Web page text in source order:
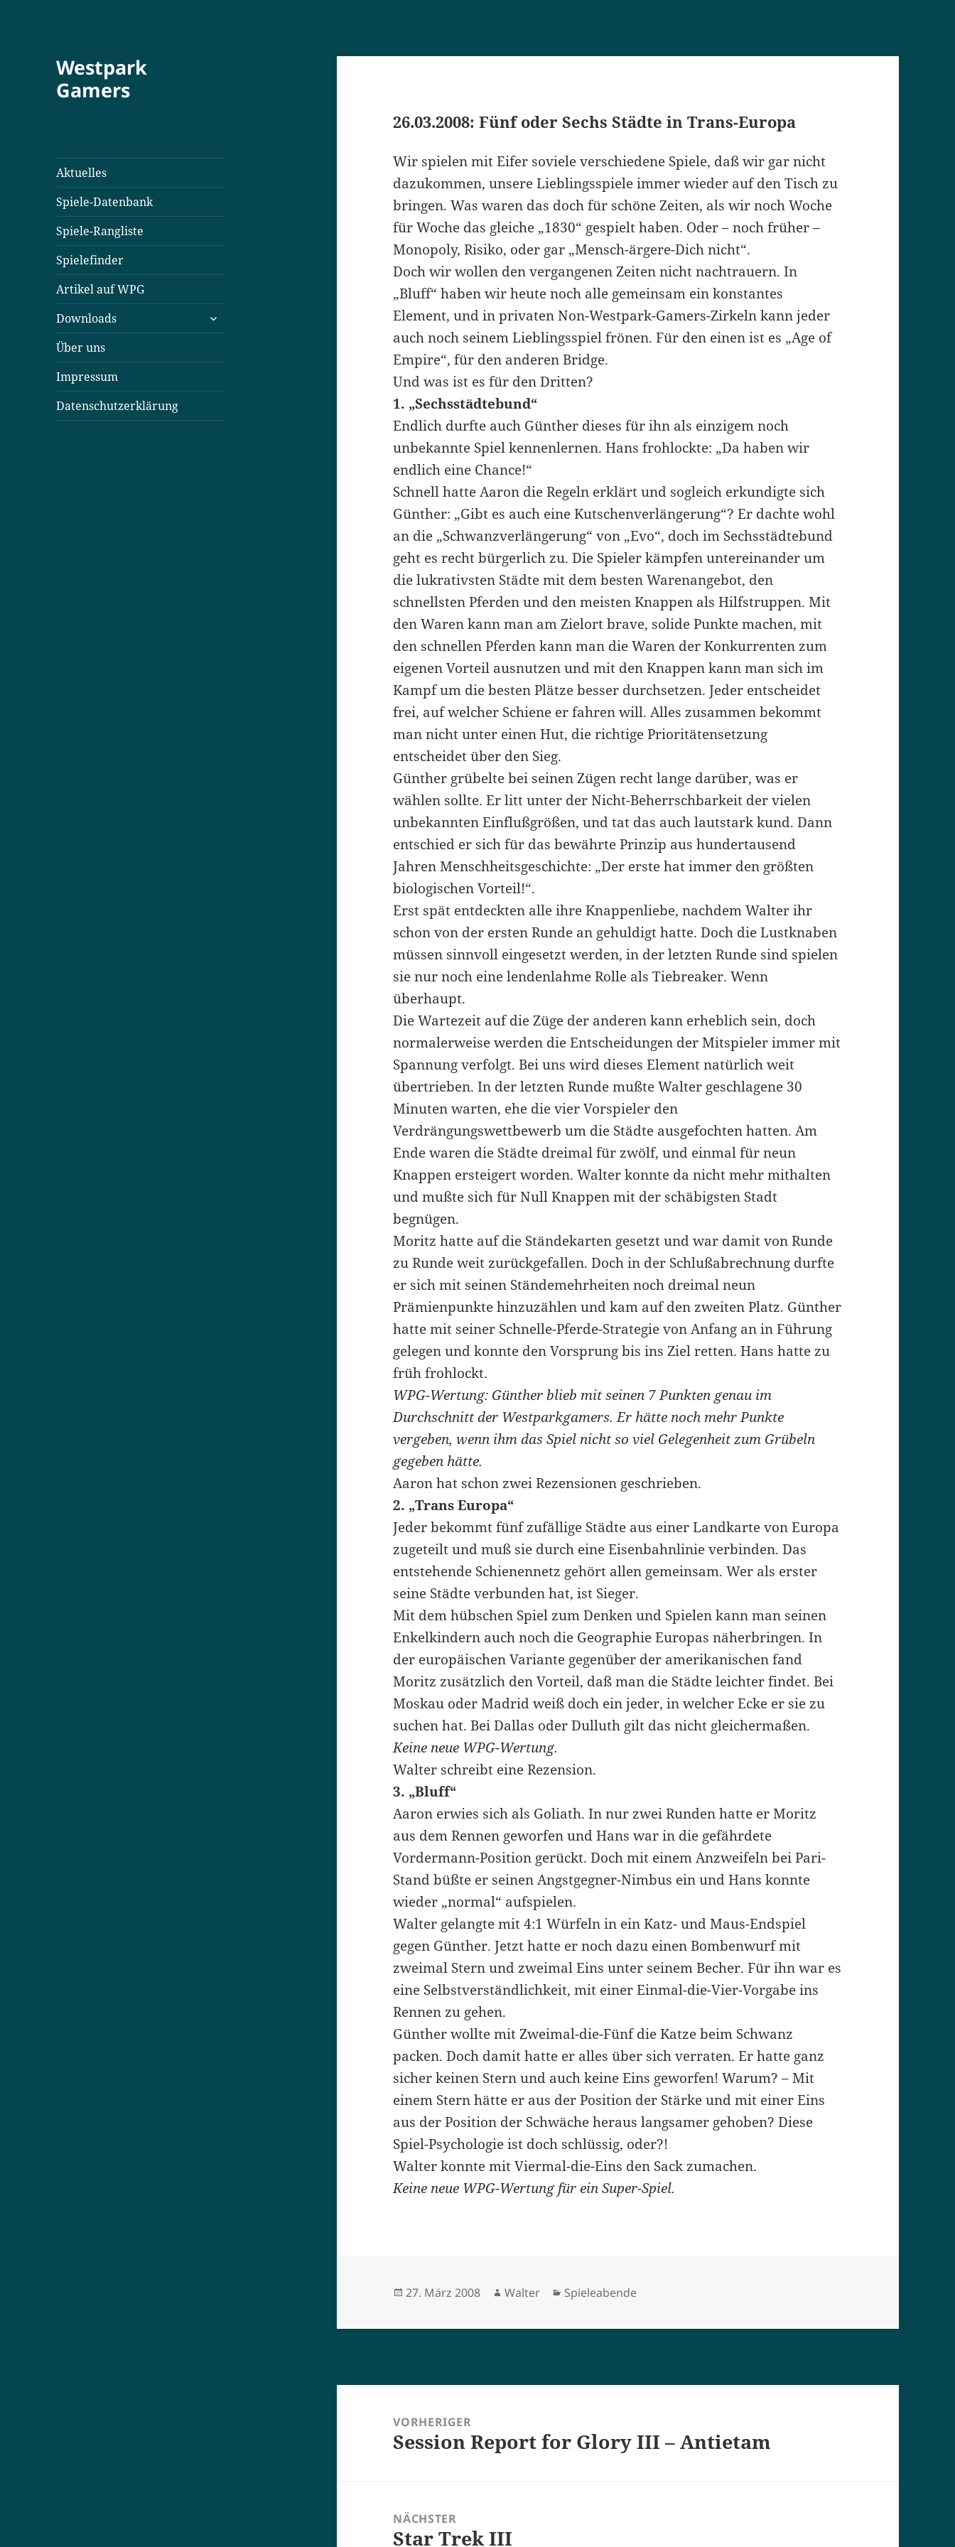
Westpark
Gamers
Aktuelles
Spiele-Datenbank
Spiele-Rangliste
Spielefinder
Artikel auf WPG
Downloads
untermenü
öffnen
Über uns
Impressum
Datenschutzerklärung
26.03.2008: Fünf oder Sechs Städte in Trans-Europa
Wir spielen mit Eifer soviele verschiedene Spiele, daß wir gar nicht
dazukommen, unsere Lieblingsspiele immer wieder auf den Tisch zu
bringen. Was waren das doch für schöne Zeiten, als wir noch Woche
für Woche das gleiche „1830“ gespielt haben. Oder – noch früher –
Monopoly, Risiko, oder gar „Mensch-ärgere-Dich nicht“.
Doch wir wollen den vergangenen Zeiten nicht nachtrauern. In
„Bluff“ haben wir heute noch alle gemeinsam ein konstantes
Element, und in privaten Non-Westpark-Gamers-Zirkeln kann jeder
auch noch seinem Lieblingsspiel frönen. Für den einen ist es „Age of
Empire“, für den anderen Bridge.
Und was ist es für den Dritten?
1. „Sechsstädtebund“
Endlich durfte auch Günther dieses für ihn als einzigem noch
unbekannte Spiel kennenlernen. Hans frohlockte: „Da haben wir
endlich eine Chance!“
Schnell hatte Aaron die Regeln erklärt und sogleich erkundigte sich
Günther: „Gibt es auch eine Kutschenverlängerung“? Er dachte wohl
an die „Schwanzverlängerung“ von „Evo“, doch im Sechsstädtebund
geht es recht bürgerlich zu. Die Spieler kämpfen untereinander um
die lukrativsten Städte mit dem besten Warenangebot, den
schnellsten Pferden und den meisten Knappen als Hilfstruppen. Mit
den Waren kann man am Zielort brave, solide Punkte machen, mit
den schnellen Pferden kann man die Waren der Konkurrenten zum
eigenen Vorteil ausnutzen und mit den Knappen kann man sich im
Kampf um die besten Plätze besser durchsetzen. Jeder entscheidet
frei, auf welcher Schiene er fahren will. Alles zusammen bekommt
man nicht unter einen Hut, die richtige Prioritätensetzung
entscheidet über den Sieg.
Günther grübelte bei seinen Zügen recht lange darüber, was er
wählen sollte. Er litt unter der Nicht-Beherrschbarkeit der vielen
unbekannten Einflußgrößen, und tat das auch lautstark kund. Dann
entschied er sich für das bewährte Prinzip aus hundertausend
Jahren Menschheitsgeschichte: „Der erste hat immer den größten
biologischen Vorteil!“.
Erst spät entdeckten alle ihre Knappenliebe, nachdem Walter ihr
schon von der ersten Runde an gehuldigt hatte. Doch die Lustknaben
müssen sinnvoll eingesetzt werden, in der letzten Runde sind spielen
sie nur noch eine lendenlahme Rolle als Tiebreaker. Wenn
überhaupt.
Die Wartezeit auf die Züge der anderen kann erheblich sein, doch
normalerweise werden die Entscheidungen der Mitspieler immer mit
Spannung verfolgt. Bei uns wird dieses Element natürlich weit
übertrieben. In der letzten Runde mußte Walter geschlagene 30
Minuten warten, ehe die vier Vorspieler den
Verdrängungswettbewerb um die Städte ausgefochten hatten. Am
Ende waren die Städte dreimal für zwölf, und einmal für neun
Knappen ersteigert worden. Walter konnte da nicht mehr mithalten
und mußte sich für Null Knappen mit der schäbigsten Stadt
begnügen.
Moritz hatte auf die Ständekarten gesetzt und war damit von Runde
zu Runde weit zurückgefallen. Doch in der Schlußabrechnung durfte
er sich mit seinen Ständemehrheiten noch dreimal neun
Prämienpunkte hinzuzählen und kam auf den zweiten Platz. Günther
hatte mit seiner Schnelle-Pferde-Strategie von Anfang an in Führung
gelegen und konnte den Vorsprung bis ins Ziel retten. Hans hatte zu
früh frohlockt.
WPG-Wertung: Günther blieb mit seinen 7 Punkten genau im
Durchschnitt der Westparkgamers. Er hätte noch mehr Punkte
vergeben, wenn ihm das Spiel nicht so viel Gelegenheit zum Grübeln
gegeben hätte.
Aaron hat schon zwei Rezensionen geschrieben.
2. „Trans Europa“
Jeder bekommt fünf zufällige Städte aus einer Landkarte von Europa
zugeteilt und muß sie durch eine Eisenbahnlinie verbinden. Das
entstehende Schienennetz gehört allen gemeinsam. Wer als erster
seine Städte verbunden hat, ist Sieger.
Mit dem hübschen Spiel zum Denken und Spielen kann man seinen
Enkelkindern auch noch die Geographie Europas näherbringen. In
der europäischen Variante gegenüber der amerikanischen fand
Moritz zusätzlich den Vorteil, daß man die Städte leichter findet. Bei
Moskau oder Madrid weiß doch ein jeder, in welcher Ecke er sie zu
suchen hat. Bei Dallas oder Dulluth gilt das nicht gleichermaßen.
Keine neue WPG-Wertung.
Walter schreibt eine Rezension.
3. „Bluff“
Aaron erwies sich als Goliath. In nur zwei Runden hatte er Moritz
aus dem Rennen geworfen und Hans war in die gefährdete
Vordermann-Position gerückt. Doch mit einem Anzweifeln bei Pari-
Stand büßte er seinen Angstgegner-Nimbus ein und Hans konnte
wieder „normal“ aufspielen.
Walter gelangte mit 4:1 Würfeln in ein Katz- und Maus-Endspiel
gegen Günther. Jetzt hatte er noch dazu einen Bombenwurf mit
zweimal Stern und zweimal Eins unter seinem Becher. Für ihn war es
eine Selbstverständlichkeit, mit einer Einmal-die-Vier-Vorgabe ins
Rennen zu gehen.
Günther wollte mit Zweimal-die-Fünf die Katze beim Schwanz
packen. Doch damit hatte er alles über sich verraten. Er hatte ganz
sicher keinen Stern und auch keine Eins geworfen! Warum? – Mit
einem Stern hätte er aus der Position der Stärke und mit einer Eins
aus der Position der Schwäche heraus langsamer gehoben? Diese
Spiel-Psychologie ist doch schlüssig, oder?!
Walter konnte mit Viermal-die-Eins den Sack zumachen.
Keine neue WPG-Wertung für ein Super-Spiel.
Veröffentlicht
27. März 2008 Autor
Walter Kategorien
Spieleabende
VORHERIGER
Vorheriger
Session Report for Glory III – Antietam
NÄCHSTER
Nächster
Star Trek III